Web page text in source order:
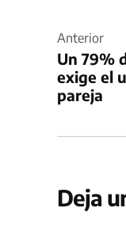
de
Anterior
Un 79%
exige el
pareja
Deja